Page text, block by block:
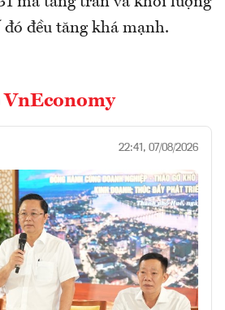
đều tăng khá mạnh.
VnEconomy
22:41, 07/08/2026